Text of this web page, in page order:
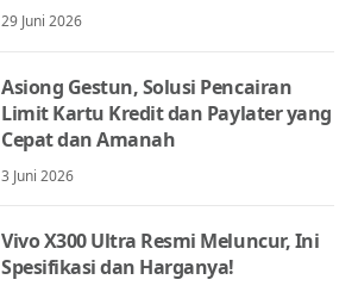
29 Juni 2026
Asiong Gestun, Solusi Pencairan
Limit Kartu Kredit dan Paylater yang
Cepat dan Amanah
3 Juni 2026
Vivo X300 Ultra Resmi Meluncur, Ini
Spesifikasi dan Harganya!